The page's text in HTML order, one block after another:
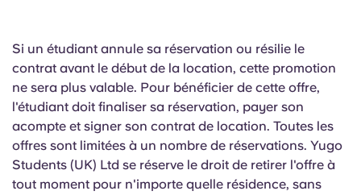
Si un étudiant annule sa réservation ou résilie le
contrat avant le début de la location, cette promotion
ne sera plus valable. Pour bénéficier de cette offre,
l'étudiant doit finaliser sa réservation, payer son
acompte et signer son contrat de location. Toutes les
offres sont limitées à un nombre de réservations. Yugo
Students (UK) Ltd se réserve le droit de retirer l'offre à
tout moment pour n'importe quelle résidence, sans